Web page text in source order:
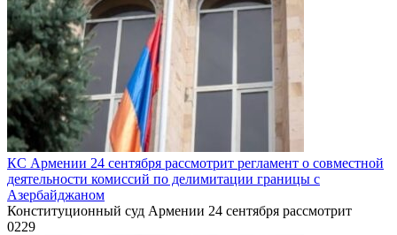
КС Армении 24 сентября рассмотрит регламент о совместной
деятельности комиссий по делимитации границы с
Азербайджаном
Конституционный суд Армении 24 сентября рассмотрит
0229